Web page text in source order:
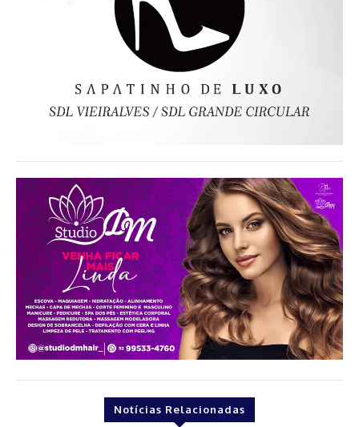
Notícias Relacionadas